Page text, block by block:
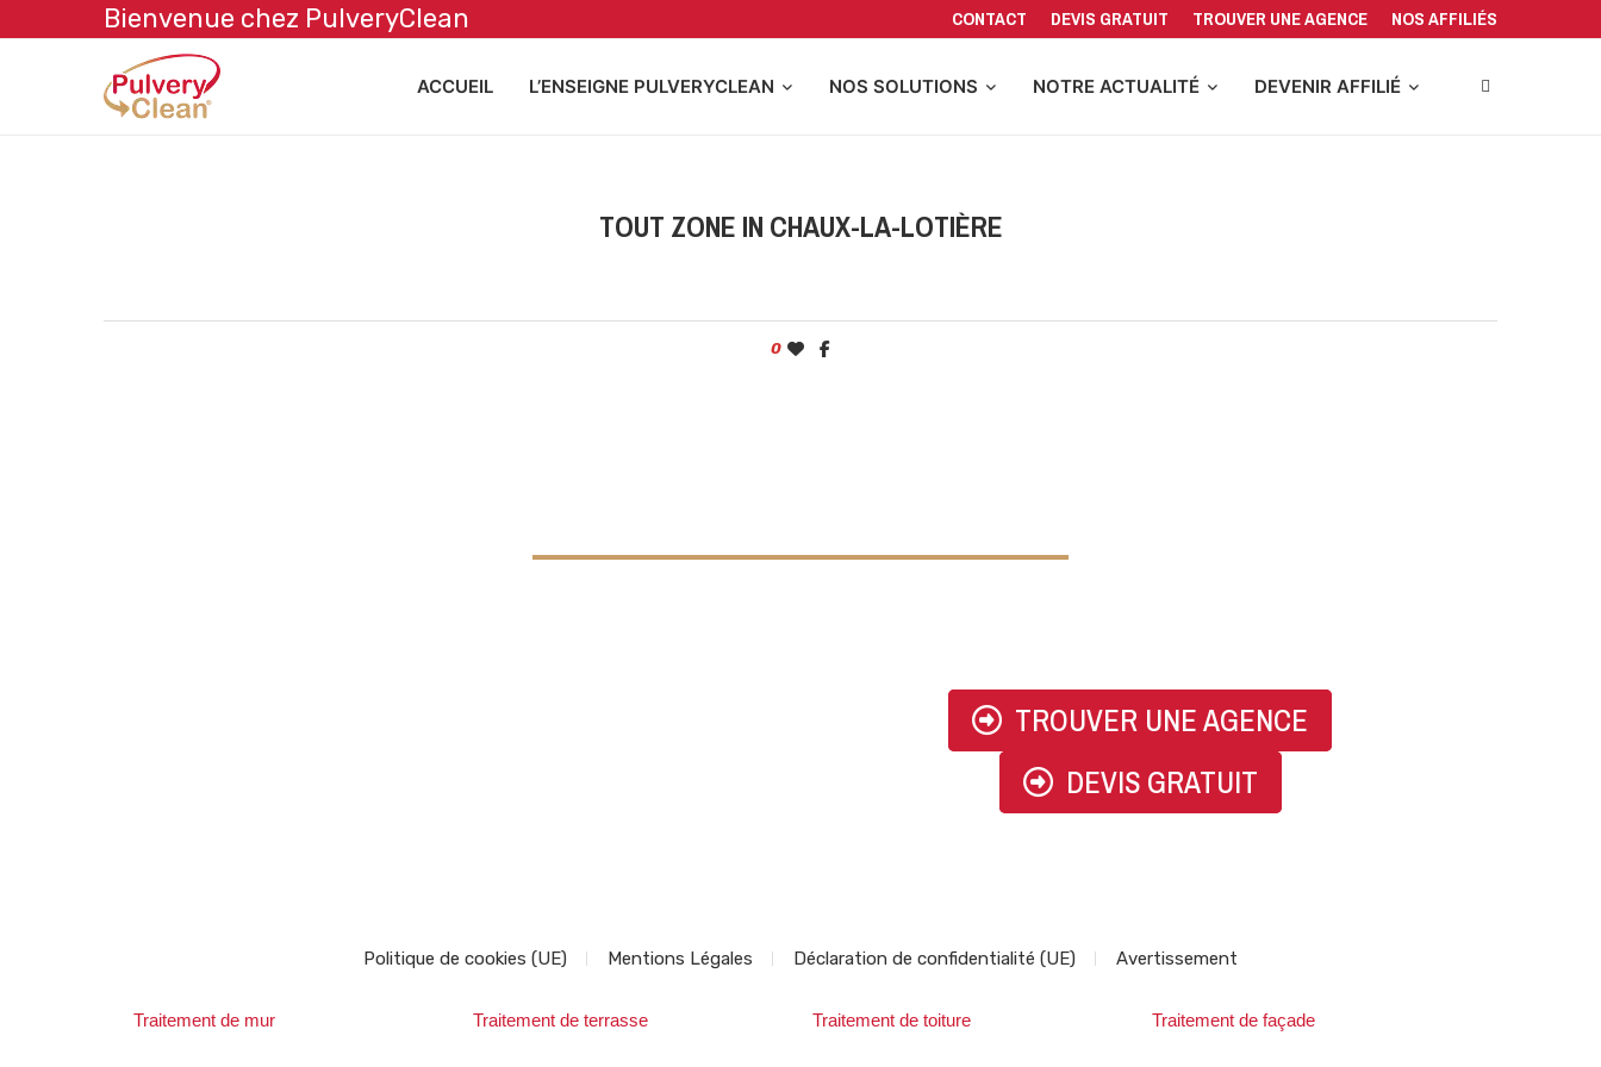
Bienvenue chez PulveryClean CONTACT DEVIS GRATUIT TROUVER UNE AGENCE NOS AFFILIÉS
ACCUEIL L’ENSEIGNE PULVERYCLEAN NOS SOLUTIONS NOTRE ACTUALITÉ DEVENIR AFFILIÉ
TOUT ZONE IN CHAUX-LA-LOTIÈRE
0
TROUVER UNE AGENCE
DEVIS GRATUIT
Politique de cookies (UE) Mentions Légales Déclaration de confidentialité (UE) Avertissement
Traitement de mur Traitement de terrasse Traitement de toiture Traitement de façade